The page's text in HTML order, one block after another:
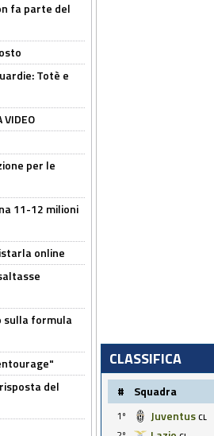
fa parte del
Totè e
per le
11-12 milioni
online
sulla formula
del
CLASSIFICA
# Squadra
1º Juventus CL